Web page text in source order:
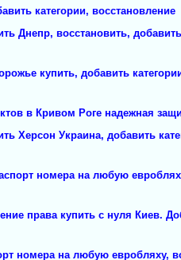
категории, восстановление
Днепр, восстановить,
купить, добавить
в Кривом Роге надежная
Херсон Украина, добавить
номера на любую
права купить с нуля Киев.
номера на любую евробляху,